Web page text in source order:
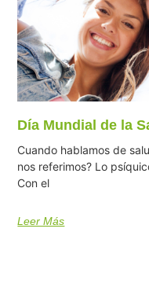
Día Mundial de la
Cuando hablamos de
nos referimos? Lo
Con el
Leer Más